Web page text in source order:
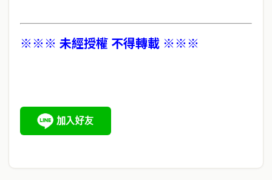
※※※ 未經授權 不得轉載 ※※※